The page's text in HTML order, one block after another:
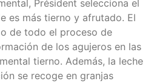
Président selecciona el
es más tierno y afrutado. El
de todo el proceso de
de los agujeros en las
tierno. Además, la leche
se recoge en granjas